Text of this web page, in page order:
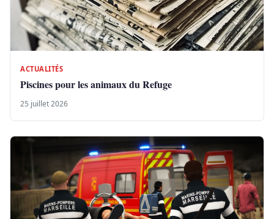
ACTUALITÉS
Piscines pour les animaux du Refuge
25 juillet 2026